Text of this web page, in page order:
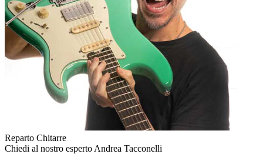
Reparto Chitarre
Chiedi al nostro espertoAndrea Tacconelli